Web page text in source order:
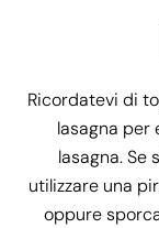
Ricordatevi di
lasagna per
lasagna. Se
utilizzare una
oppure